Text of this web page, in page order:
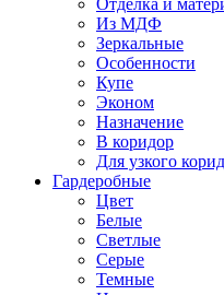
Отделка и
Из МДФ
Зеркальные
Особенности
Купе
Эконом
Назначение
В коридор
Для узкого
Гардеробные
Цвет
Белые
Светлые
Серые
Темные